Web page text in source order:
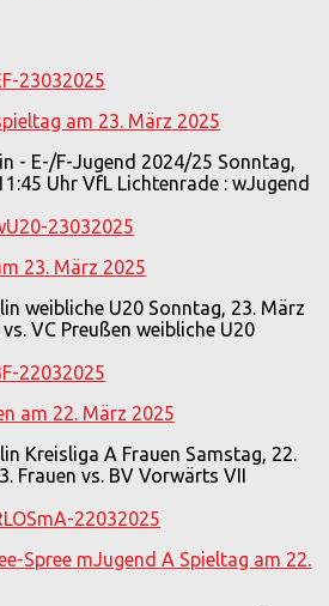
am 23. März 2025
- E-/F-Jugend 2024/25 Sonntag,
Uhr VfL Lichtenrade : wJugend
23. März 2025
weibliche U20 Sonntag, 23. März
VC Preußen weibliche U20
am 22. März 2025
Kreisliga A Frauen Samstag, 22.
Frauen vs. BV Vorwärts VII
Spree mJugend A Spieltag am 22.